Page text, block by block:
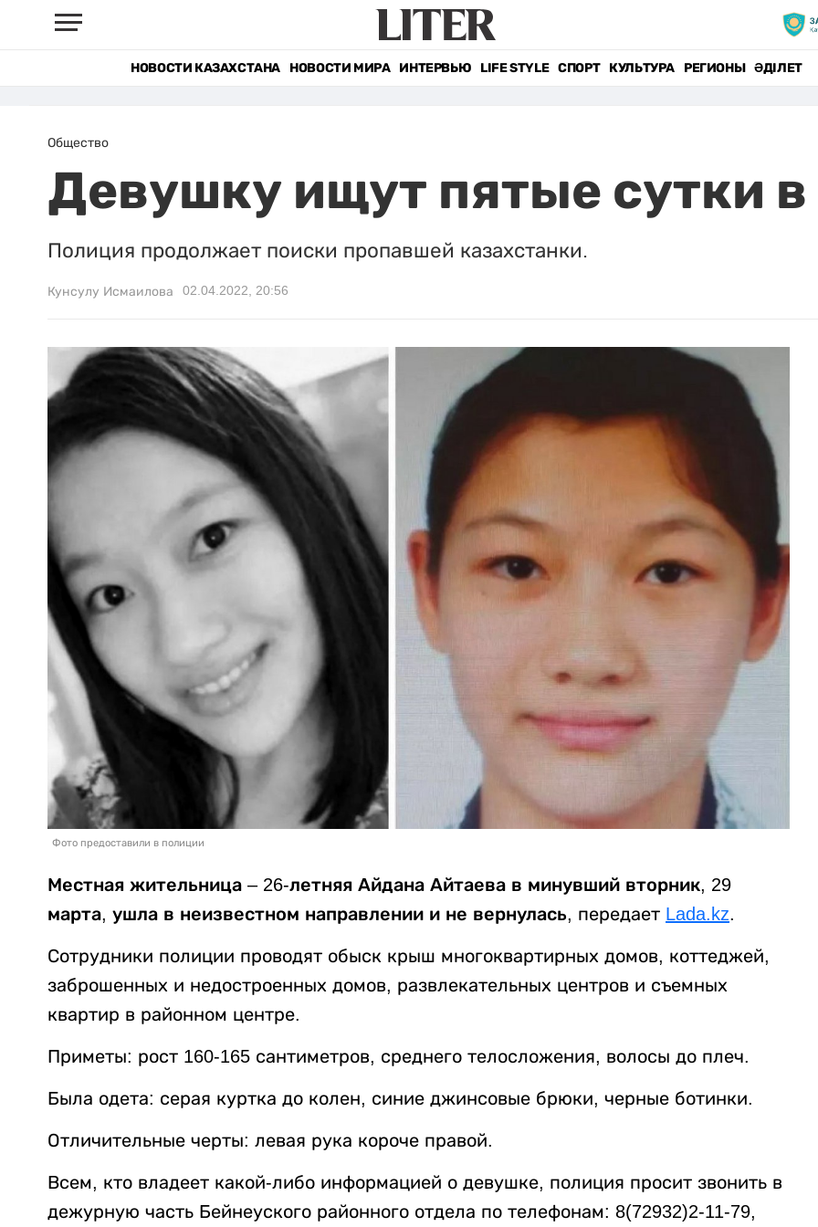
НОВОСТИ КАЗАХСТАНА НОВОСТИ МИРА ИНТЕРВЬЮ LIFE STYLE СПОРТ КУЛЬТУРА РЕГИОНЫ ӘДІЛЕТ
Общество
Девушку ищут пятые сутки
Полиция продолжает поиски пропавшей казахстанки.
Кунсулу Исмаилова 02.04.2022, 20:56
Фото предоставили в полиции
Местная жительница – 26-летняя Айдана Айтаева в минувший вторник, 29
марта, ушла в неизвестном направлении и не вернулась, передает Lada.kz.
Сотрудники полиции проводят обыск крыш многоквартирных домов, коттеджей,
заброшенных и недостроенных домов, развлекательных центров и съемных
квартир в районном центре.
Приметы: рост 160-165 сантиметров, среднего телосложения, волосы до плеч.
Была одета: серая куртка до колен, синие джинсовые брюки, черные ботинки.
Отличительные черты: левая рука короче правой.
Всем, кто владеет какой-либо информацией о девушке, полиция просит звонить в
дежурную часть Бейнеуского районного отдела по телефонам: 8(72932)2-11-79,